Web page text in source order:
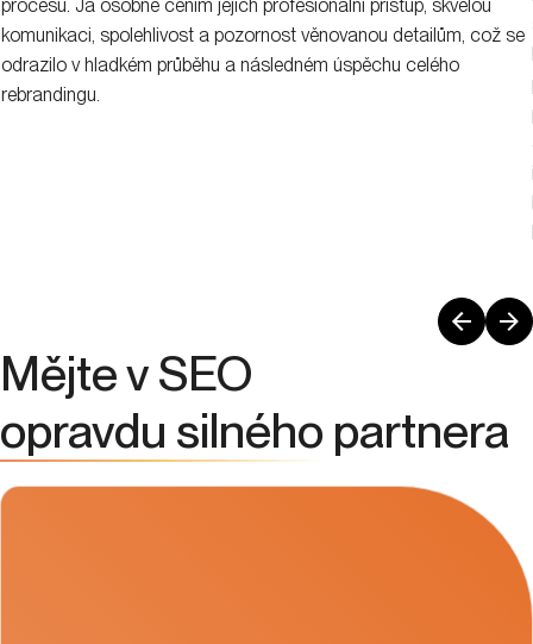
procesu. Já osobně cením jejich profesionální přístup, skvělou
komunikaci, spolehlivost a pozornost věnovanou detailům, což se
odrazilo v hladkém průběhu a následném úspěchu celého
rebrandingu.
Mějte v SEO
opravdu silného partnera